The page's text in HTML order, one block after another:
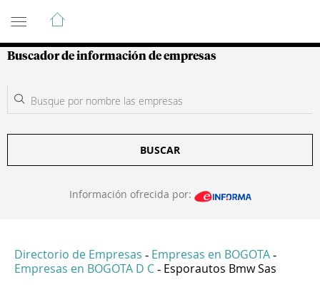
Guía de Empresas Colombianas
Buscador de información de empresas
BUSCAR
Información ofrecida por:
Directorio de Empresas - Empresas en BOGOTA -
Empresas en BOGOTA D C - Esporautos Bmw Sas